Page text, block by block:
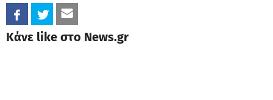
Κάνε like στο News.gr